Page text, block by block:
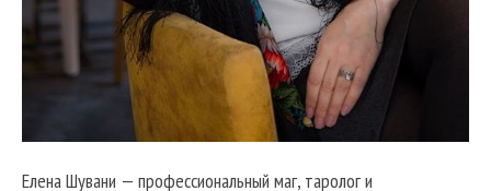
Елена Шувани — профессиональный маг, таролог и